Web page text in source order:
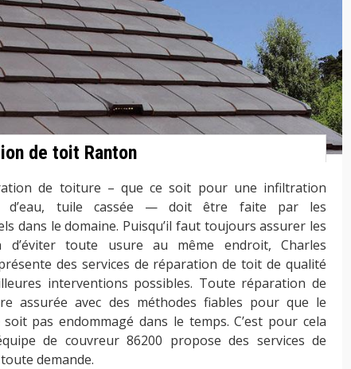
de toit Ranton
de toiture – que ce soit pour une infiltration
d’eau, tuile cassée — doit être faite par les
dans le domaine. Puisqu’il faut toujours assurer les
d’éviter toute usure au même endroit, Charles
des services de réparation de toit de qualité
interventions possibles. Toute réparation de
assurée avec des méthodes fiables pour que le
pas endommagé dans le temps. C’est pour cela
de couvreur 86200 propose des services de
demande.